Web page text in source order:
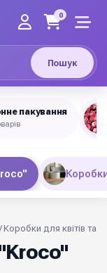
Пошук
0
пакування
/Коробки для квітів та